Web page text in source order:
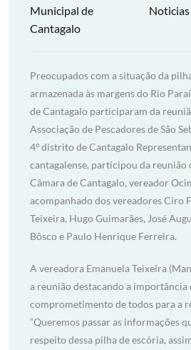
Municipal de
Cantagalo
Noticias
Preocupados com a situação da
armazenada às margens do Rio
de Cantagalo participaram da
Associação de Pescadores de São
4º distrito de Cantagalo
cantagalense, participou da reunião
Câmara de Cantagalo, vereador
acompanhado dos vereadores Ciro
Teixeira, Hugo Guimarães, José
Bôsco e Paulo Henrique Ferreira.
A vereadora Emanuela Teixeira
a reunião destacando a importância
comprometimento de todos para a
“Queremos passar as informações
respeito dessa pilha de escória,